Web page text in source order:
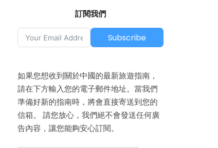
訂閱我們
Subscribe
如果您想收到關於中國的最新旅遊指南，
請在下方輸入您的電子郵件地址。當我們
準備好新的指南時，將會直接寄送到您的
信箱。 請您放心，我們絕不會發送任何廣
告內容，讓您能夠安心訂閱。